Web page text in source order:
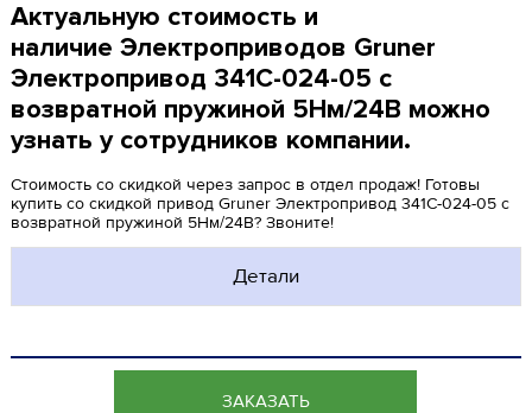
Актуальную стоимость и
наличие Электроприводов Gruner
Электропривод 341C-024-05 с
возвратной пружиной 5Нм/24В можно
узнать у сотрудников компании.
Стоимость со скидкой через запрос в отдел продаж! Готовы
купить со скидкой привод Gruner Электропривод 341C-024-05 с
возвратной пружиной 5Нм/24В? Звоните!
Детали
ЗАКАЗАТЬ